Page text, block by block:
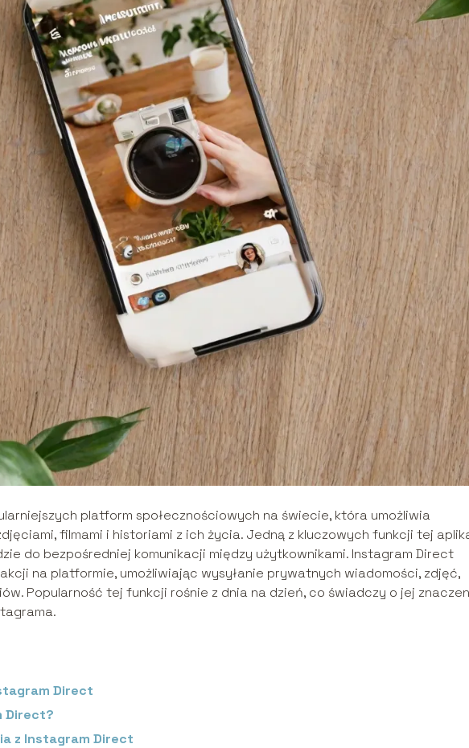
platform społecznościowych na świecie, która umożliwia
filmami i historiami z ich życia. Jedną z kluczowych funkcji tej
do bezpośredniej komunikacji między użytkownikami. Instagram Direct
na platformie, umożliwiając wysyłanie prywatnych wiadomości, zdjęć,
Popularność tej funkcji rośnie z dnia na dzień, co świadczy o jej
Direct
Direct?
z Instagram Direct